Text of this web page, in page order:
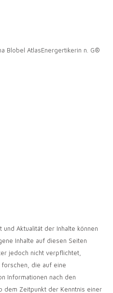
Aktualität der Inhalte können
Inhalte auf diesen Seiten
jedoch nicht verpflichtet,
die auf eine
Informationen nach den
dem Zeitpunkt der Kenntnis einer
Schlafstörungen